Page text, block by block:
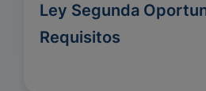
Ley Segunda
Requisitos